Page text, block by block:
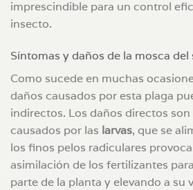
imprescindible para un control
insecto.
Síntomas y daños de la mosca
Como sucede en muchas
daños causados por esta plaga
indirectos. Los daños directos
causados por las larvas, que se
los finos pelos radiculares
asimilación de los fertilizantes
parte de la planta y elevando a su